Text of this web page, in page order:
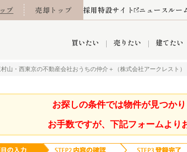
プ 売却トップ 採用特設サイト ニュースルー
買いたい
学区から探す 町名から探す お気に
売りたい
売却査定実績 売却成功実績 よくあ
建てたい
リフォーム事例 【埼玉】補助金・
採用情報 お客様の声
マンションカタログ おうちパークくらぶ
オンライン相談予約 売却査定依頼 なんで
山・西東京の不動産会社おうちの仲介＋（株式会社アークレスト）
お探しの条件では物件が見つかり
お手数ですが、下記フォームより